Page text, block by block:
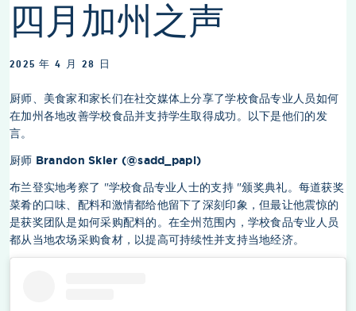
四月加州之声
2025 年 4 月 28 日
厨师、美食家和家长们在社交媒体上分享了学校食品专业人员如何
在加州各地改善学校食品并支持学生取得成功。以下是他们的发
言。
厨师 Brandon Skier (@sadd_papi)
布兰登实地考察了 "学校食品专业人士的支持 "颁奖典礼。每道获奖
菜肴的口味、配料和激情都给他留下了深刻印象，但最让他震惊的
是获奖团队是如何采购配料的。在全州范围内，学校食品专业人员
都从当地农场采购食材，以提高可持续性并支持当地经济。